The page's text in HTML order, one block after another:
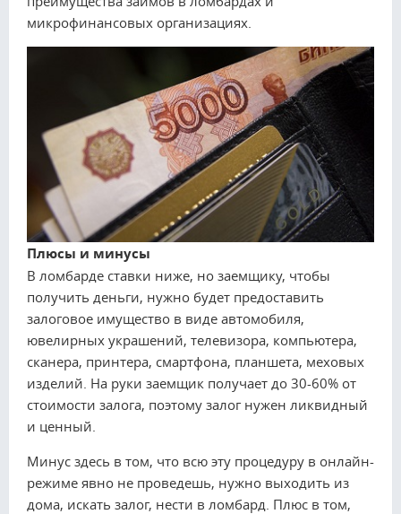
микрофинансовых организациях.
Плюсы и минусы
В ломбарде ставки ниже, но заемщику, чтобы
получить деньги, нужно будет предоставить
залоговое имущество в виде автомобиля,
ювелирных украшений, телевизора, компьютера,
сканера, принтера, смартфона, планшета, меховых
изделий. На руки заемщик получает до 30-60% от
стоимости залога, поэтому залог нужен ликвидный
и ценный.
Минус здесь в том, что всю эту процедуру в онлайн-
режиме явно не проведешь, нужно выходить из
дома, искать залог, нести в ломбард. Плюс в том,